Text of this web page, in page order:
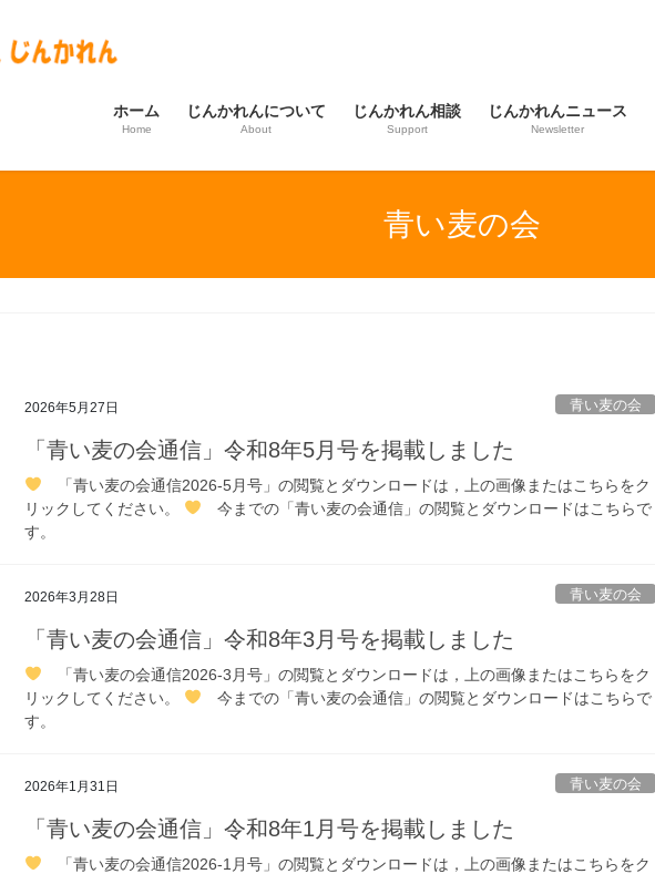
ホーム
Home
じんかれんについて
About
じんかれん相談
Support
じんかれんニュース
Newsletter
青い麦の会
2026年5月27日 青い麦の会
「青い麦の会通信」令和8年5月号を掲載しました
「青い麦の会通信2026-5月号」の閲覧とダウンロードは，上の画像またはこちらをク
リックしてください。
今までの「青い麦の会通信」の閲覧とダウンロードはこちらで
す。
2026年3月28日 青い麦の会
「青い麦の会通信」令和8年3月号を掲載しました
「青い麦の会通信2026-3月号」の閲覧とダウンロードは，上の画像またはこちらをク
リックしてください。
今までの「青い麦の会通信」の閲覧とダウンロードはこちらで
す。
2026年1月31日 青い麦の会
「青い麦の会通信」令和8年1月号を掲載しました
「青い麦の会通信2026-1月号」の閲覧とダウンロードは，上の画像またはこちらをク